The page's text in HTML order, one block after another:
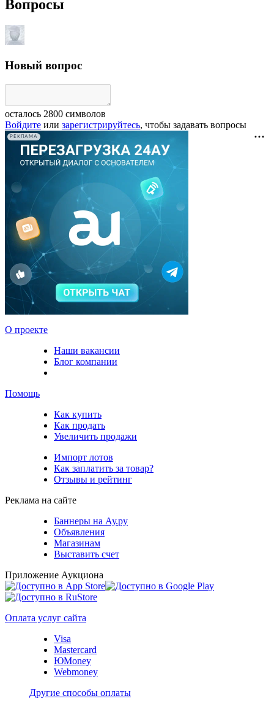
Вопросы
Новый вопрос
осталось 2800 символов
Войдите или зарегистрируйтесь, чтобы задавать вопросы
РЕКЛАМА
О проекте
Наши вакансии
Блог компании
Помощь
Как купить
Как продать
Увеличить продажи
Импорт лотов
Как заплатить за товар?
Отзывы и рейтинг
Реклама на сайте
Баннеры на Ау.ру
Объявления
Магазинам
Выставить счет
Приложение Аукциона
Оплата услуг сайта
Visa
Mastercard
ЮMoney
Webmoney
Другие способы оплаты